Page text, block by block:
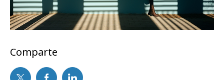
Comparte